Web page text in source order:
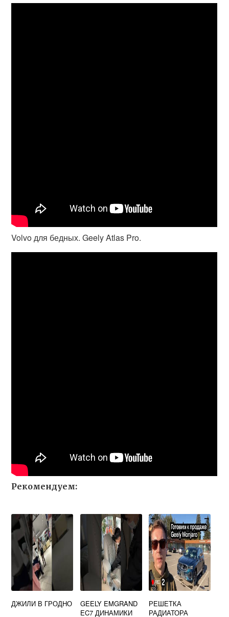
Volvo для бедных. Geely Atlas Pro.
Рекомендуем:
ДЖИЛИ В ГРОДНО
GEELY EMGRAND
EC7 ДИНАМИКИ
РЕШЕТКА
РАДИАТОРА